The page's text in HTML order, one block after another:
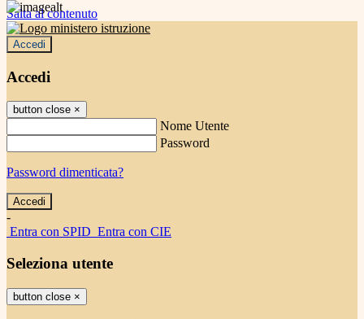
Salta al contenuto
Accedi
Accedi
button close ×
Nome Utente
Password
Password dimenticata?
-
Entra con SPID Entra con CIE
Seleziona utente
button close ×